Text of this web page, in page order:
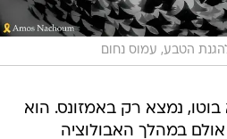
הטבע, עמוס נחום
בוטו, נמצא רק באמזונס. הוא
במהלך האבולוציה
והסתגל לחיים בנהר במקום
יכולתו לצוד.